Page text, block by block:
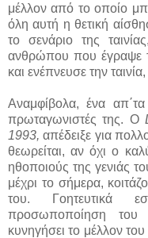
μέλλον από το οποίο
όλη αυτή η θετική
το σενάριο της
ανθρώπου που έγραψε
και ενέπνευσε την
Αναμφίβολα, ένα απ΄τα
πρωταγωνιστές της. Ο
1993, απέδειξε για
θεωρείται, αν όχι ο
ηθοποιούς της γενιάς
μέχρι το σήμερα,
του. Γοητευτικά
προσωποποίηση
κυνηγήσει το μέλλον